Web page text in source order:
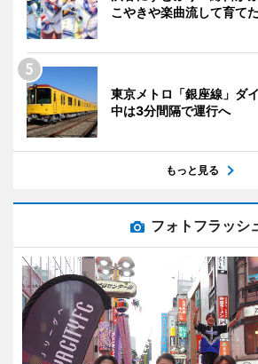
こやきや楽曲流して育て
東京メトロ「銀座線」ダ
中は3分間隔で運行へ
もっと見る
フォトフラッシ